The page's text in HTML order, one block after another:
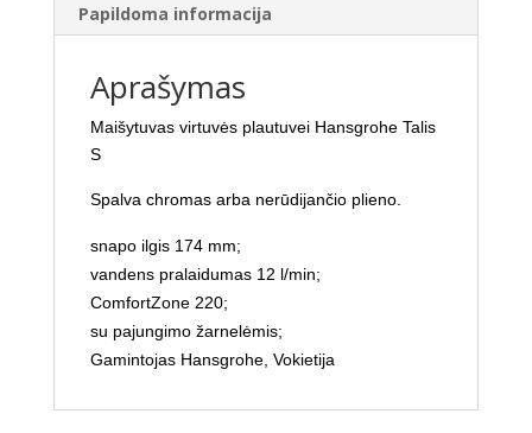
Papildoma informacija
Aprašymas
Maišytuvas virtuvės plautuvei Hansgrohe Talis
S
Spalva chromas arba nerūdijančio plieno.
snapo ilgis 174 mm;
vandens pralaidumas 12 l/min;
ComfortZone 220;
su pajungimo žarnelėmis;
Gamintojas Hansgrohe, Vokietija